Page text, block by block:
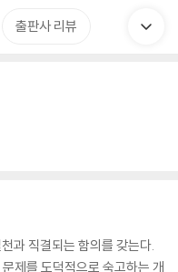
출판사 리뷰
과 직결되는 함의를 갖는다.
제를 도덕적으로 숙고하는 개